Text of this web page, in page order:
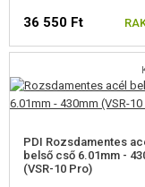
KÖZPONTOSÍTÓ
EGYÉB
GÁZFEGYVEREK
HPA
FEGYVER JAVÍTÁS
36 550 Ft
PDI Rozsdamentes
belső cső 6.01mm -
(VSR-10 Pro)